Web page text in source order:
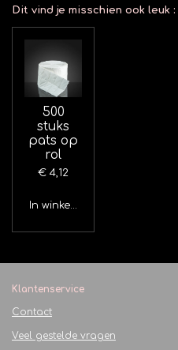
Dit vind je misschien ook leuk :
500
stuks
pats op
rol
€ 4,12
In winkelwagen
Klantenservice
Contact
Veel gestelde vragen